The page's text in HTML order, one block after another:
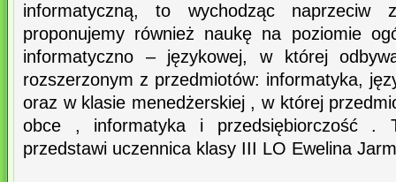
informatyczną, to wychodząc naprzeciw
proponujemy również naukę na poziomie
informatyczno – językowej, w której
rozszerzonym z przedmiotów: informatyka,
oraz w klasie menedżerskiej , w której
obce , informatyka i przedsiębiorczość .
przedstawi uczennica klasy III LO Ewelina